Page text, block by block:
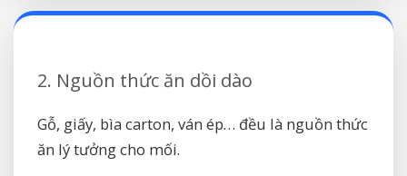
2. Nguồn thức ăn dồi dào
Gỗ, giấy, bìa carton, ván ép… đều là nguồn thức
ăn lý tưởng cho mối.